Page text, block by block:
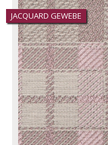
JACQUARD GEWEBE